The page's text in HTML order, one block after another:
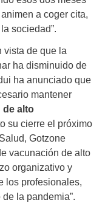
a coger cita,
sociedad”.
vista de que la
ha disminuido de
ha anunciado que
mantener
de alto
su cierre el próximo
Gotzone
vacunación de alto
organizativo y
los profesionales,
la pandemia”.